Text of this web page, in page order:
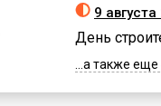
9
День
...а также